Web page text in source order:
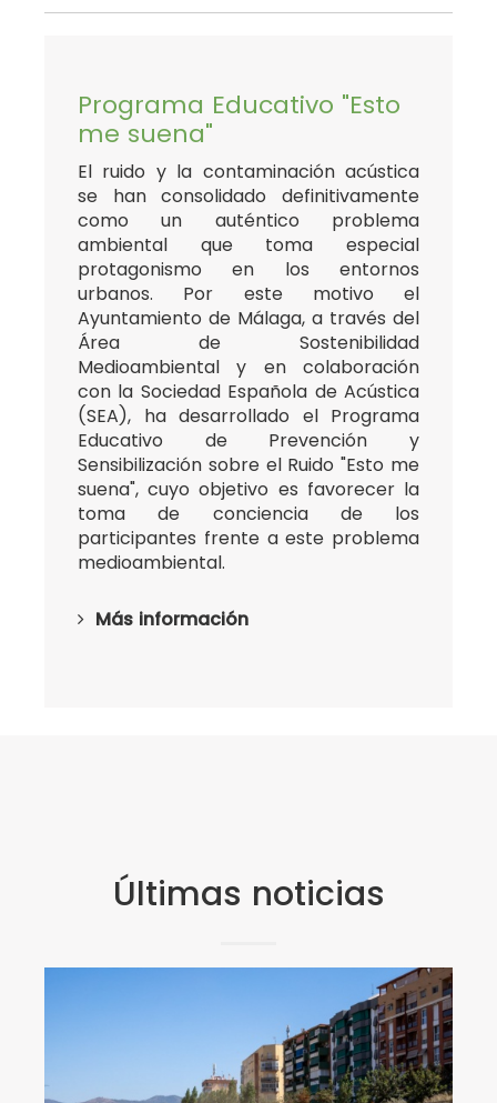
Programa Educativo "Esto
me suena"
El ruido y la contaminación acústica
se han consolidado definitivamente
como un auténtico problema
ambiental que toma especial
protagonismo en los entornos
urbanos. Por este motivo el
Ayuntamiento de Málaga, a través del
Área de Sostenibilidad
Medioambiental y en colaboración
con la Sociedad Española de Acústica
(SEA), ha desarrollado el Programa
Educativo de Prevención y
Sensibilización sobre el Ruido "Esto me
suena", cuyo objetivo es favorecer la
toma de conciencia de los
participantes frente a este problema
medioambiental.
Más información
Últimas noticias